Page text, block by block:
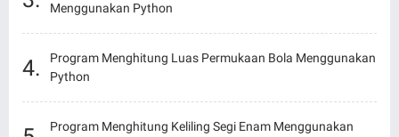
Menggunakan Python
Program Menghitung Luas Permukaan Bola Menggunakan
Python
Program Menghitung Keliling Segi Enam Menggunakan